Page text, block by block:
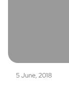
5 June, 2018